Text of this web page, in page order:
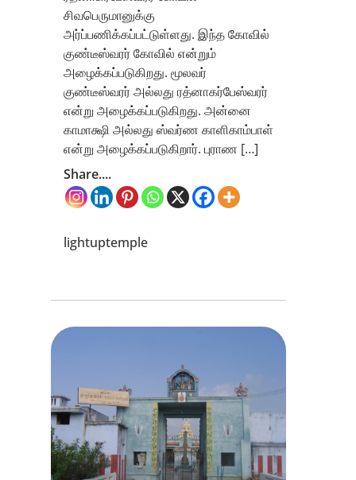
சிவபெருமானுக்கு
அர்ப்பணிக்கப்பட்டுள்ளது. இந்த கோவில்
குண்டீஸ்வரர் கோவில் என்றும்
அழைக்கப்படுகிறது. மூலவர்
குண்டீஸ்வரர் அல்லது ரத்னாகர்பேஸ்வரர்
என்று அழைக்கப்படுகிறது. அன்னை
காமாக்ஷி அல்லது ஸ்வர்ண காளிகாம்பாள்
என்று அழைக்கப்படுகிறார். புராண […]
Share....
lightuptemple